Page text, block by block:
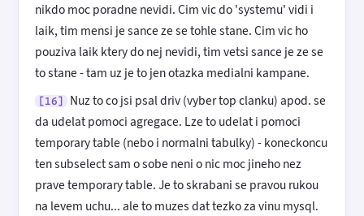
nikdo moc poradne nevidi. Cim vic do 'systemu' vidi i
laik, tim mensi je sance ze se tohle stane. Cim vic ho
pouziva laik ktery do nej nevidi, tim vetsi sance je ze se
to stane - tam uz je to jen otazka medialni kampane.
[16]
Nuz to co jsi psal driv (vyber top clanku) apod. se
da udelat pomoci agregace. Lze to udelat i pomoci
temporary table (nebo i normalni tabulky) - koneckoncu
ten subselect sam o sobe neni o nic moc jineho nez
prave temporary table. Je to skrabani se pravou rukou
na levem uchu... ale to muzes dat tezko za vinu mysql.